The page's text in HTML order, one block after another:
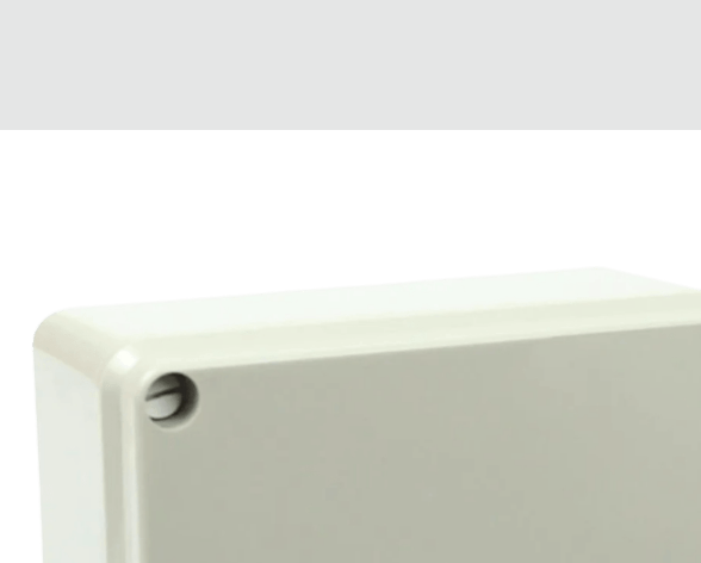
DISPONÍVEL
Na Eletrotrafo sua
preocupar em pagar o
ainda conta com a